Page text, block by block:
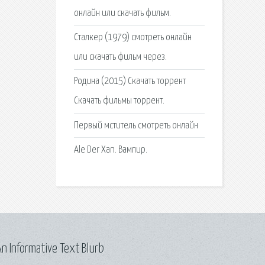
онлайн или скачать фильм.
Сталкер (1979) смотреть онлайн
или скачать фильм через.
Родина (2015) Скачать торрент
Скачать фильмы торрент.
Первый мститель смотреть онлайн
Аlе Dеr Xаn. Вампир.
Informative Text Blurb